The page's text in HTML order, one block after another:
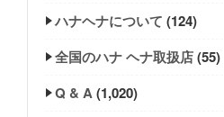
ハナヘナについて (124)
全国のハナ ヘナ取扱店(55)
Q & A(1,020)